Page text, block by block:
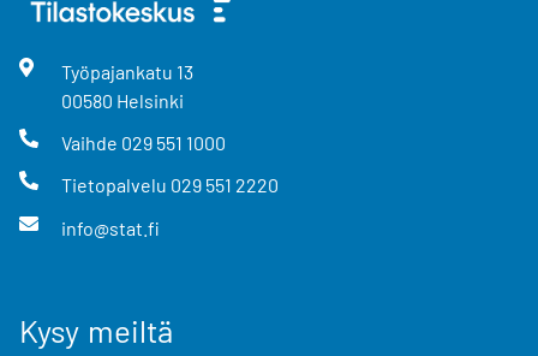
Työpajankatu 13
00580 Helsinki
Vaihde 029 551 1000
Tietopalvelu 029 551 2220
info@stat.fi
Kysy meiltä